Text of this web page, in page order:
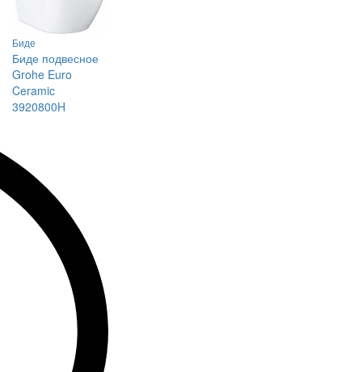
Биде
Биде подвесное
Grohe Euro
Ceramic
3920800H